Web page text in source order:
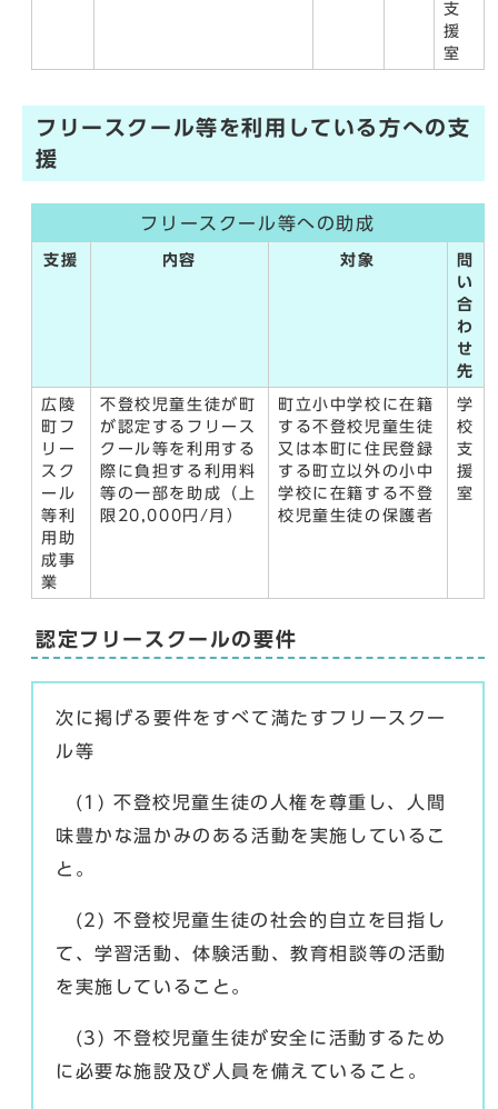
支
援
室
フリースクール等を利用している方への支
援
フリースクール等への助成
支援 内容 対象
問
い
合
わ
せ
先
広陵
町フ
リー
スク
ール
等利
用助
成事
業
不登校児童生徒が町
が認定するフリース
クール等を利用する
際に負担する利用料
等の一部を助成（上
限20,000円/月）
町立小中学校に在籍
する不登校児童生徒
又は本町に住民登録
する町立以外の小中
学校に在籍する不登
校児童生徒の保護者
学
校
支
援
室
認定フリースクールの要件
次に掲げる要件をすべて満たすフリースクー
ル等
(1) 不登校児童生徒の人権を尊重し、人間
味豊かな温かみのある活動を実施しているこ
と。
(2) 不登校児童生徒の社会的自立を目指し
て、学習活動、体験活動、教育相談等の活動
を実施していること。
(3) 不登校児童生徒が安全に活動するため
に必要な施設及び人員を備えていること。